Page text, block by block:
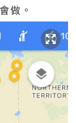
做。